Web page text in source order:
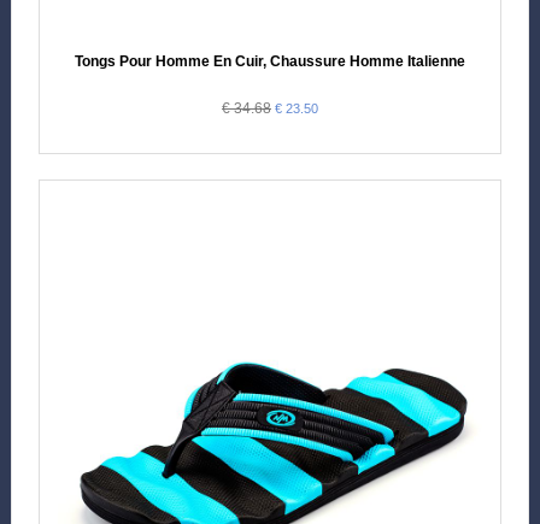
Tongs Pour Homme En Cuir, Chaussure Homme Italienne
€ 34.68 € 23.50